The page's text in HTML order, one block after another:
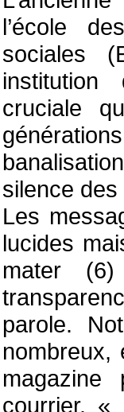
l’école
sociales
cruciale
silence
Les
lucides
mater
parole.
nombreux,
courrier. «